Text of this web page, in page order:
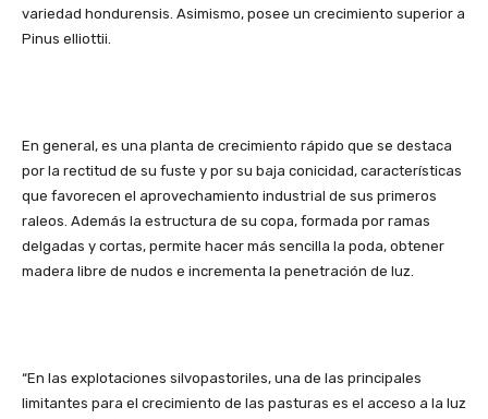
variedad hondurensis. Asimismo, posee un crecimiento superior a
Pinus elliottii.
En general, es una planta de crecimiento rápido que se destaca
por la rectitud de su fuste y por su baja conicidad, características
que favorecen el aprovechamiento industrial de sus primeros
raleos. Además la estructura de su copa, formada por ramas
delgadas y cortas, permite hacer más sencilla la poda, obtener
madera libre de nudos e incrementa la penetración de luz.
“En las explotaciones silvopastoriles, una de las principales
limitantes para el crecimiento de las pasturas es el acceso a la luz